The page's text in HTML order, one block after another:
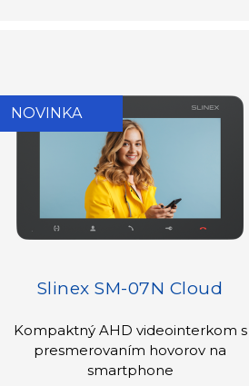
NOVINKA
Slinex SM-07N Cloud
Kompaktný AHD videointerkom s
presmerovaním hovorov na
smartphone